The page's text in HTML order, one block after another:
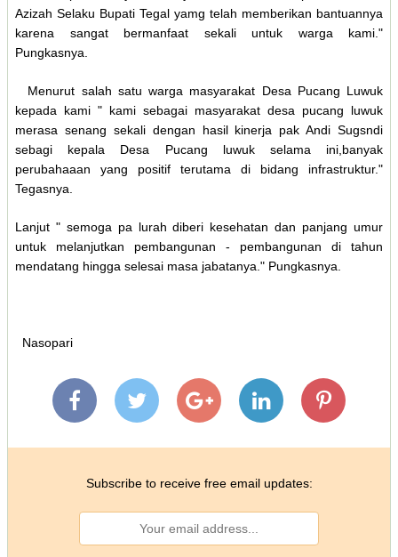
Azizah Selaku Bupati Tegal yamg telah memberikan bantuannya
karena sangat bermanfaat sekali untuk warga kami."
Pungkasnya.
Menurut salah satu warga masyarakat Desa Pucang Luwuk
kepada kami " kami sebagai masyarakat desa pucang luwuk
merasa senang sekali dengan hasil kinerja pak Andi Sugsndi
sebagi kepala Desa Pucang luwuk selama ini,banyak
perubahaaan yang positif terutama di bidang infrastruktur."
Tegasnya.
Lanjut " semoga pa lurah diberi kesehatan dan panjang umur
untuk melanjutkan pembangunan - pembangunan di tahun
mendatang hingga selesai masa jabatanya." Pungkasnya.
Nasopari
Subscribe to receive free email updates: